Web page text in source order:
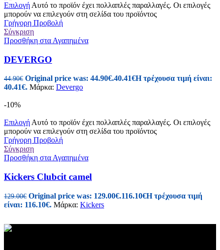
Επιλογή Αυτό το προϊόν έχει πολλαπλές παραλλαγές. Οι επιλογές
μπορούν να επιλεγούν στη σελίδα του προϊόντος
Γρήγορη Προβολή
Σύγκριση
Προσθήκη στα Αγαπημένα
DEVERGO
44.90€ Original price was: 44.90€.40.41€Η τρέχουσα τιμή είναι:
40.41€. Μάρκα: Devergo
-10%
Επιλογή Αυτό το προϊόν έχει πολλαπλές παραλλαγές. Οι επιλογές
μπορούν να επιλεγούν στη σελίδα του προϊόντος
Γρήγορη Προβολή
Σύγκριση
Προσθήκη στα Αγαπημένα
Kickers Clubcit camel
129.00€ Original price was: 129.00€.116.10€Η τρέχουσα τιμή
είναι: 116.10€. Μάρκα: Kickers